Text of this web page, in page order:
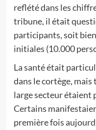
reflété dans les
tribune, il était
participants, soit
initiales (10.000
La santé était
dans le cortège, mais
large secteur étaient
Certains
première fois